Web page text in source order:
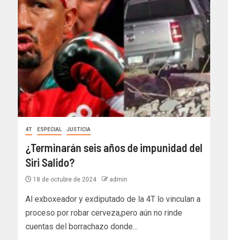
4T ESPECIAL JUSTICIA
¿Terminarán seis años de impunidad del
Siri Salido?
18 de octubre de 2024 admin
Al exboxeador y exdiputado de la 4T lo vinculan a
proceso por robar cerveza,pero aún no rinde
cuentas del borrachazo donde...